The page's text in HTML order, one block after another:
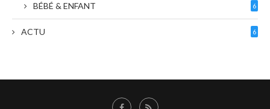
BÉBÉ & ENFANT 6
ACTU 6